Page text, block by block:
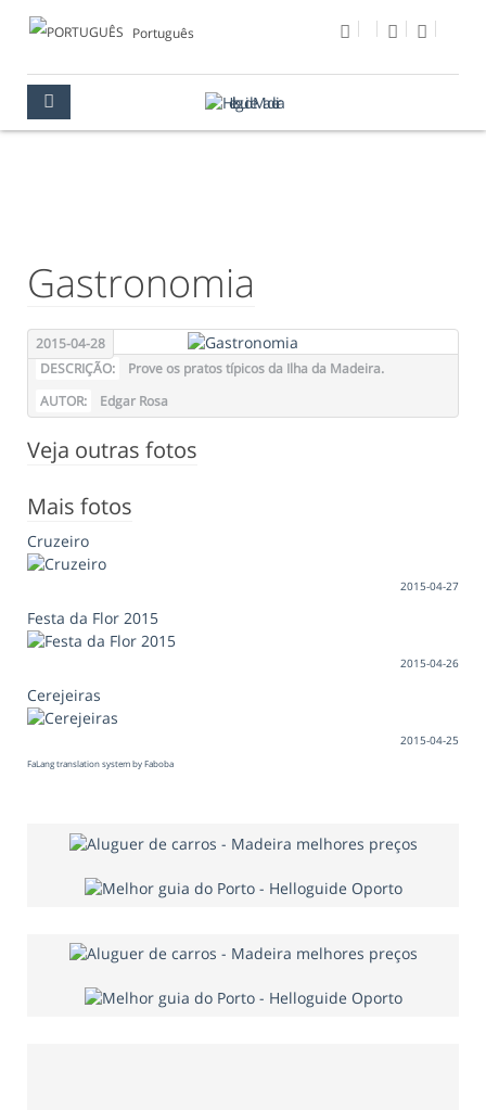
Português
Gastronomia
2015-04-28
DESCRIÇÃO:
Prove os pratos típicos da Ilha da Madeira.
AUTOR:
Edgar Rosa
Veja outras fotos
Mais fotos
Cruzeiro
2015-04-27
Festa da Flor 2015
2015-04-26
Cerejeiras
2015-04-25
FaLang translation system by Faboba